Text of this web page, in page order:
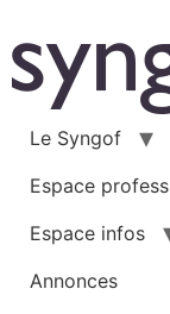
au
contenu
Le Syngof
Espace
Espace infos
Annonces